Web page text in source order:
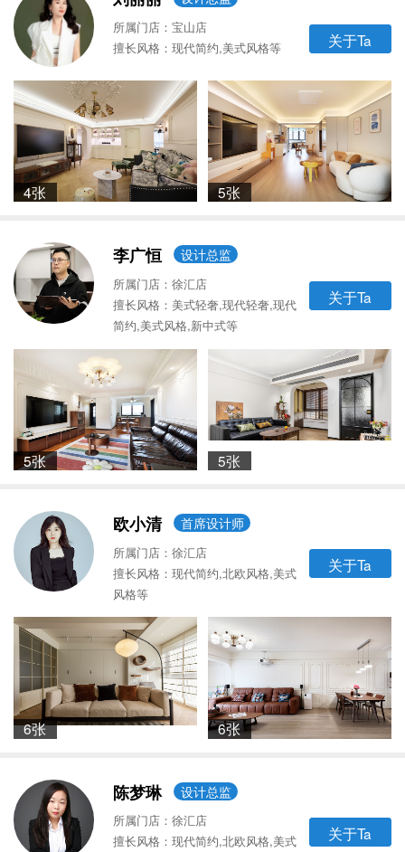
所属门店：宝山店
擅长风格：现代简约,美式风格等
关于Ta
4张 5张
李广恒 设计总监
所属门店：徐汇店
擅长风格：美式轻奢,现代轻奢,现代
简约,美式风格,新中式等
关于Ta
5张 5张
欧小清 首席设计师
所属门店：徐汇店
擅长风格：现代简约,北欧风格,美式
风格等
关于Ta
6张 6张
陈梦琳 设计总监
所属门店：徐汇店
擅长风格：现代简约,北欧风格,美式
关于Ta